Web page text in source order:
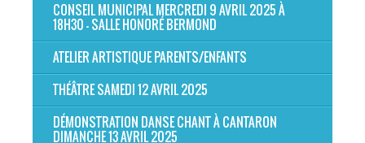
CONSEIL MUNICIPAL MERCREDI 9 AVRIL 2025 À
18H30 - SALLE HONORÉ BERMOND
ATELIER ARTISTIQUE PARENTS/ENFANTS
THÉÂTRE SAMEDI 12 AVRIL 2025
DÉMONSTRATION DANSE CHANT À CANTARON
DIMANCHE 13 AVRIL 2025